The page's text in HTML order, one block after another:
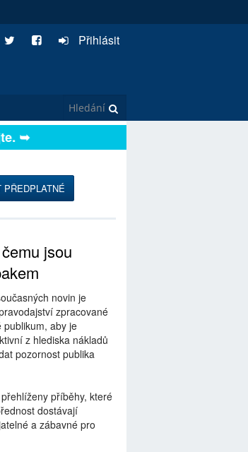
Přihlásit
➥
PŘEDPLATNÉ
jsou
novin je
zpracované
publikum, aby je
z hlediska nákladů
pozornost publika
příběhy, které
dostávají
a zábavné pro